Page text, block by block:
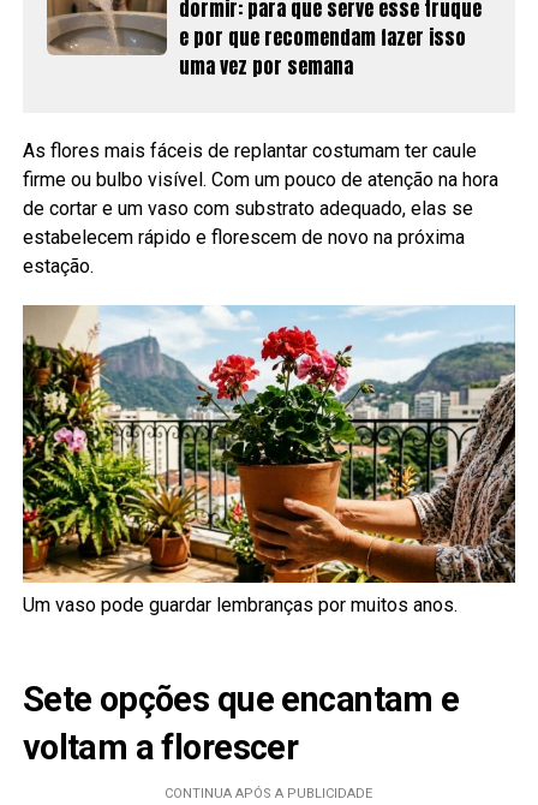
dormir: para que serve esse truque
e por que recomendam fazer isso
uma vez por semana
As flores mais fáceis de replantar costumam ter caule
firme ou bulbo visível. Com um pouco de atenção na hora
de cortar e um vaso com substrato adequado, elas se
estabelecem rápido e florescem de novo na próxima
estação.
Um vaso pode guardar lembranças por muitos anos.
Sete opções que encantam e
voltam a florescer